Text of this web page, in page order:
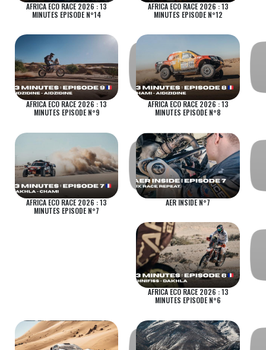
AFRICA ECO RACE 2026 : 13
MINUTES EPISODE N°14
AFRICA ECO RACE 2026 : 13
MINUTES EPISODE N°12
AFRICA ECO RACE 2026 : 13
MINUTES EPISODE N°9
AFRICA ECO RACE 2026 : 13
MINUTES EPISODE N°8
AFRICA ECO RACE 2026 : 13
MINUTES EPISODE N°7
AER INSIDE N°7
AFRICA ECO RACE 2026 : 13
MINUTES EPISODE N°6